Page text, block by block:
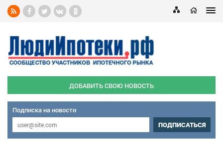
ДОБАВИТЬ СВОЮ НОВОСТЬ
Подписка на новости
ПОДПИСАТЬСЯ